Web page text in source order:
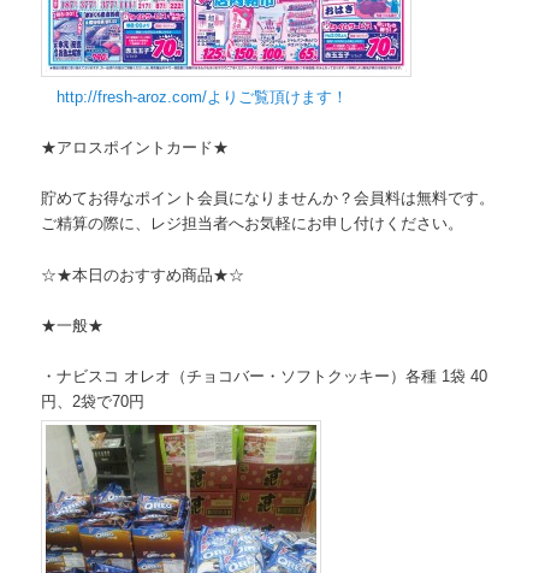
http://fresh-aroz.com/よりご覧頂けます ！
★アロスポイントカード★
貯めてお得なポイント会員になりませんか？会員料は無料です。
ご精算の際に、レジ担当者へお気軽にお申し付けください。
☆★本日のおすすめ商品★☆
★一般★
・ナビスコ オレオ（チョコバー・ソフトクッキー）各種 1袋 40
円、2袋で70円